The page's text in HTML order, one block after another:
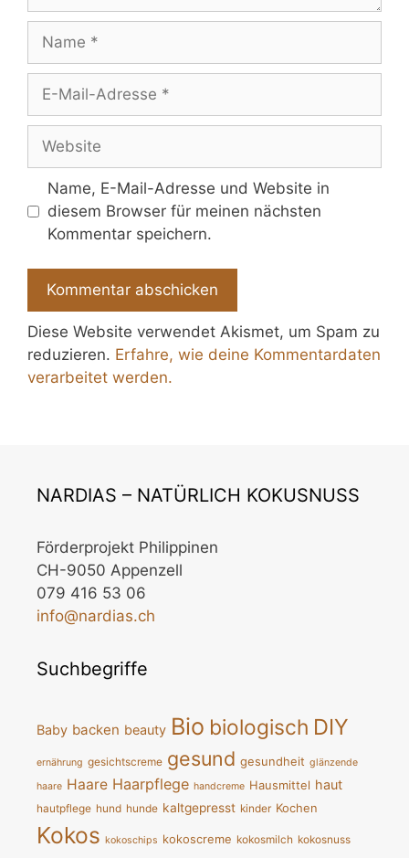
Mail-
Adresse
Name, E-Mail-Adresse und Website in
diesem Browser für meinen nächsten
Kommentar speichern.
Diese Website verwendet Akismet, um Spam zu
reduzieren. Erfahre, wie deine Kommentardaten
verarbeitet werden.
NARDIAS – NATÜRLICH KOKUSNUSS
Förderprojekt Philippinen
CH-9050 Appenzell
079 416 53 06
info@nardias.ch
Suchbegriffe
Baby backen beauty Bio biologisch DIY
ernährung gesichtscreme gesund gesundheit glänzende
haare Haare Haarpflege handcreme Hausmittel haut
hautpflege hund hunde kaltgepresst kinder Kochen
Kokos kokoschips kokoscreme kokosmilch kokosnuss